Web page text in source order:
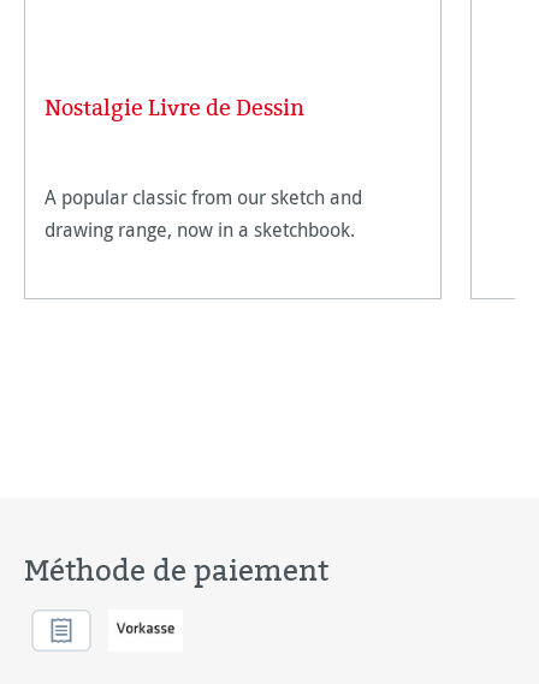
Nostalgie Livre de Dessin
A popular classic from our sketch and
drawing range, now in a sketchbook.
Méthode de paiement